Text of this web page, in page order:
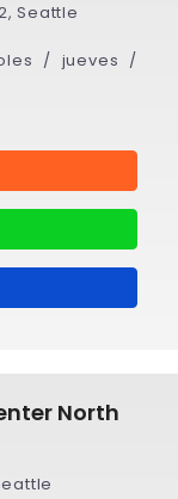
Seattle
/ jueves /
North